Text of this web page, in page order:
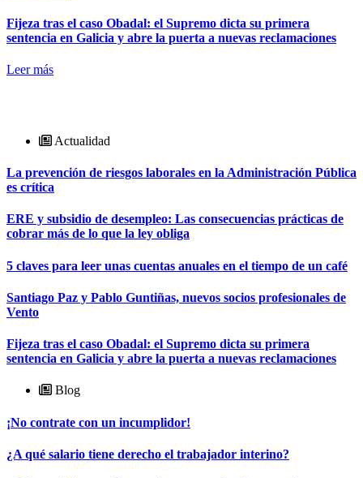
Fijeza tras el caso Obadal: el Supremo dicta su primera
sentencia en Galicia y abre la puerta a nuevas reclamaciones
Leer más
Actualidad
La prevención de riesgos laborales en la Administración Pública
es crítica
ERE y subsidio de desempleo: Las consecuencias prácticas de
cobrar más de lo que la ley obliga
5 claves para leer unas cuentas anuales en el tiempo de un café
Santiago Paz y Pablo Guntiñas, nuevos socios profesionales de
Vento
Fijeza tras el caso Obadal: el Supremo dicta su primera
sentencia en Galicia y abre la puerta a nuevas reclamaciones
Blog
¡No contrate con un incumplidor!
¿A qué salario tiene derecho el trabajador interino?